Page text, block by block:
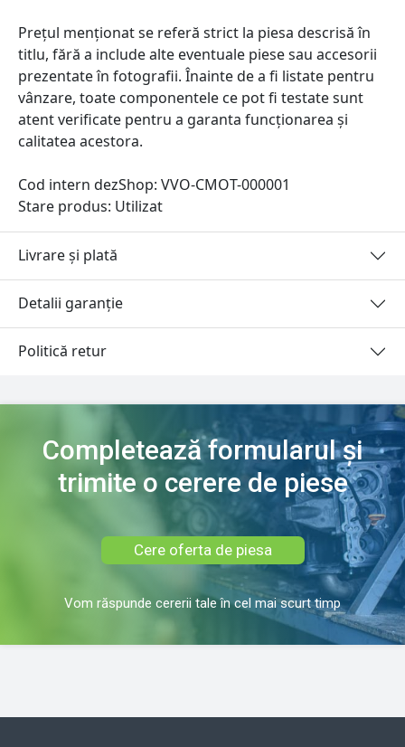
Prețul menționat se referă strict la piesa descrisă în
titlu, fără a include alte eventuale piese sau accesorii
prezentate în fotografii. Înainte de a fi listate pentru
vânzare, toate componentele ce pot fi testate sunt
atent verificate pentru a garanta funcționarea și
calitatea acestora.
Cod intern dezShop: VVO-CMOT-000001
Stare produs: Utilizat
Livrare și plată
Detalii garanție
Politică retur
Completează formularul și
trimite o cerere de piese
Cere oferta de piesa
Vom răspunde cererii tale în cel mai scurt timp